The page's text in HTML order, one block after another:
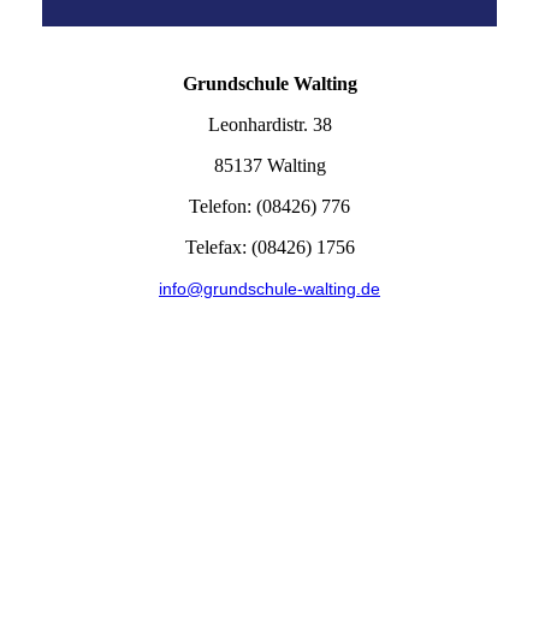
Grundschule Walting
Leonhardistr. 38
85137 Walting
Telefon: (08426) 776
Telefax: (08426) 1756
info@grundschule-walting.de